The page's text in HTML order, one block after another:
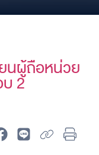
นผู้ถือหน่วย
2